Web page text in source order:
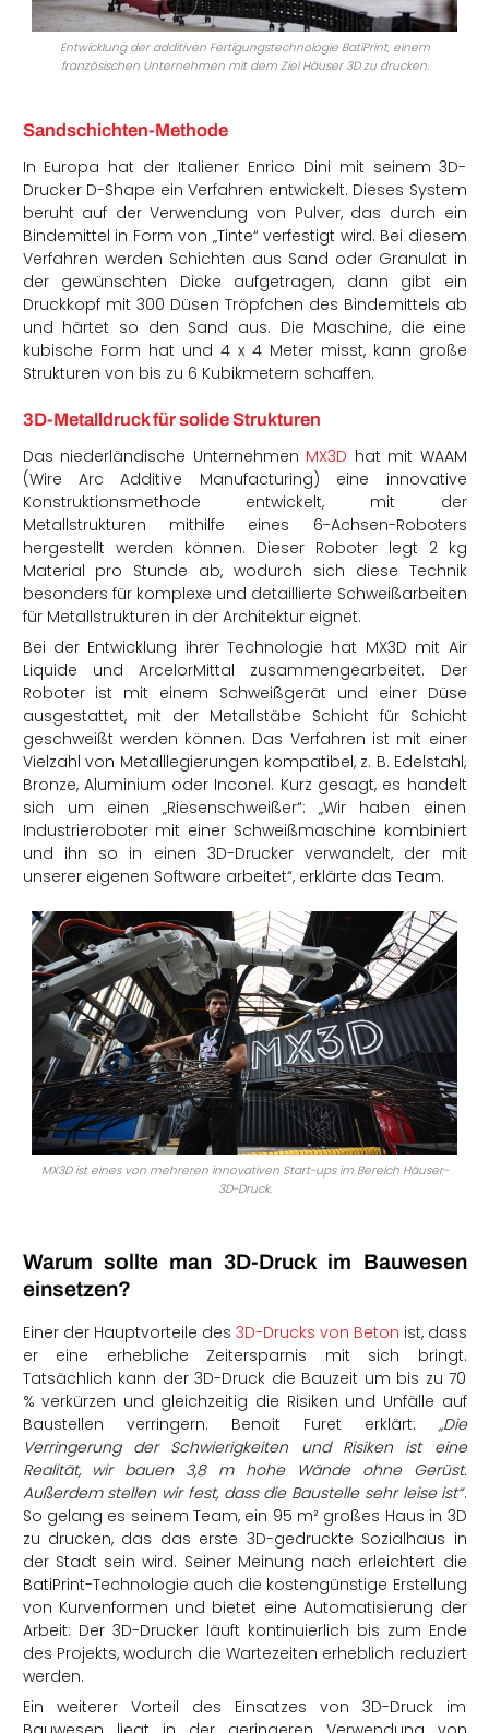
Entwicklung der additiven Fertigungstechnologie BatiPrint, einem
französischen Unternehmen mit dem Ziel Häuser 3D zu drucken.
Sandschichten-Methode
In Europa hat der Italiener Enrico Dini mit seinem 3D-
Drucker D-Shape ein Verfahren entwickelt. Dieses System
beruht auf der Verwendung von Pulver, das durch ein
Bindemittel in Form von „Tinte“ verfestigt wird. Bei diesem
Verfahren werden Schichten aus Sand oder Granulat in
der gewünschten Dicke aufgetragen, dann gibt ein
Druckkopf mit 300 Düsen Tröpfchen des Bindemittels ab
und härtet so den Sand aus. Die Maschine, die eine
kubische Form hat und 4 x 4 Meter misst, kann große
Strukturen von bis zu 6 Kubikmetern schaffen.
3D-Metalldruck für solide Strukturen
Das niederländische Unternehmen MX3D hat mit WAAM
(Wire Arc Additive Manufacturing) eine innovative
Konstruktionsmethode entwickelt, mit der
Metallstrukturen mithilfe eines 6-Achsen-Roboters
hergestellt werden können. Dieser Roboter legt 2 kg
Material pro Stunde ab, wodurch sich diese Technik
besonders für komplexe und detaillierte Schweißarbeiten
für Metallstrukturen in der Architektur eignet.
Bei der Entwicklung ihrer Technologie hat MX3D mit Air
Liquide und ArcelorMittal zusammengearbeitet. Der
Roboter ist mit einem Schweißgerät und einer Düse
ausgestattet, mit der Metallstäbe Schicht für Schicht
geschweißt werden können. Das Verfahren ist mit einer
Vielzahl von Metalllegierungen kompatibel, z. B. Edelstahl,
Bronze, Aluminium oder Inconel. Kurz gesagt, es handelt
sich um einen „Riesenschweißer“: „Wir haben einen
Industrieroboter mit einer Schweißmaschine kombiniert
und ihn so in einen 3D-Drucker verwandelt, der mit
unserer eigenen Software arbeitet“, erklärte das Team.
MX3D ist eines von mehreren innovativen Start-ups im Bereich Häuser-
3D-Druck.
Warum sollte man 3D-Druck im Bauwesen
einsetzen?
Einer der Hauptvorteile des 3D-Drucks von Beton ist, dass
er eine erhebliche Zeitersparnis mit sich bringt.
Tatsächlich kann der 3D-Druck die Bauzeit um bis zu 70
% verkürzen und gleichzeitig die Risiken und Unfälle auf
Baustellen verringern. Benoit Furet erklärt: „Die
Verringerung der Schwierigkeiten und Risiken ist eine
Realität, wir bauen 3,8 m hohe Wände ohne Gerüst.
Außerdem stellen wir fest, dass die Baustelle sehr leise ist“.
So gelang es seinem Team, ein 95 m² großes Haus in 3D
zu drucken, das das erste 3D-gedruckte Sozialhaus in
der Stadt sein wird. Seiner Meinung nach erleichtert die
BatiPrint-Technologie auch die kostengünstige Erstellung
von Kurvenformen und bietet eine Automatisierung der
Arbeit: Der 3D-Drucker läuft kontinuierlich bis zum Ende
des Projekts, wodurch die Wartezeiten erheblich reduziert
werden.
Ein weiterer Vorteil des Einsatzes von 3D-Druck im